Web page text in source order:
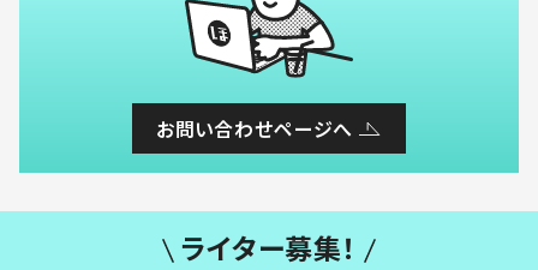
お問い合わせページへ
ライター募集！